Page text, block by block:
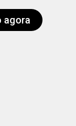
agora